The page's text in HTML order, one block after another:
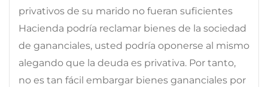
privativos de su marido no fueran suficientes
Hacienda podría reclamar bienes de la sociedad
de gananciales, usted podría oponerse al mismo
alegando que la deuda es privativa. Por tanto,
no es tan fácil embargar bienes gananciales por